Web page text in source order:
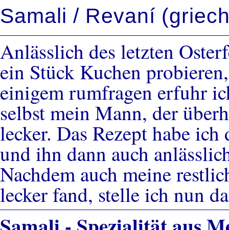
Samali / Revaní
Anlässlich des letzten
ein Stück Kuchen
einigem rumfragen erfuhr
selbst mein Mann, der
lecker. Das Rezept habe
und ihn dann auch
Nachdem auch meine
lecker fand, stelle ich nun